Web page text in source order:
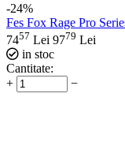
-24%
Fes Fox Rage Pro
7457 Lei 9779 Lei
in stoc
Cantitate:
+
−